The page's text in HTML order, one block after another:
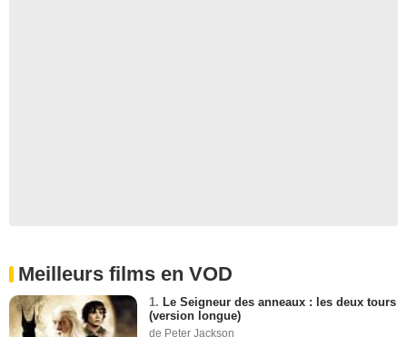
Meilleurs films en VOD
1. Le Seigneur des anneaux : les deux tours
(version longue)
de Peter Jackson